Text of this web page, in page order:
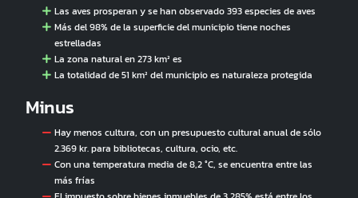
Las aves prosperan y se han observado 393 especies de aves
Más del 98% de la superficie del municipio tiene noches
estrelladas
La zona natural en 273 km² es
La totalidad de 51 km² del municipio es naturaleza protegida
Minus
Hay menos cultura, con un presupuesto cultural anual de sólo
2.369 kr. para bibliotecas, cultura, ocio, etc.
Con una temperatura media de 8,2 °C, se encuentra entre las
más frías